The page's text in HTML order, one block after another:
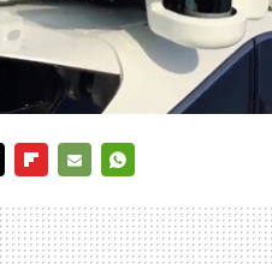
MAIL